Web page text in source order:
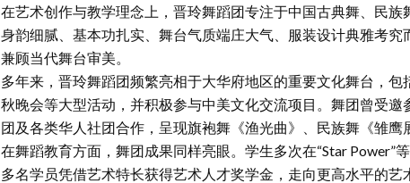
在艺术创作与教学理念上，晋玲舞蹈团专注于中国古典舞、民
身韵细腻、基本功扎实、舞台气质端庄大气、服装设计典雅考
兼顾当代舞台审美。
多年来，晋玲舞蹈团频繁亮相于大华府地区的重要文化舞台，
秋晚会等大型活动，并积极参与中美文化交流项目。舞团曾受
团及各类华人社团合作，呈现旗袍舞《渔光曲》、民族舞《雏鹰
在舞蹈教育方面，舞团成果同样亮眼。学生多次在“Star Power”
多名学员凭借艺术特长获得艺术人才奖学金，走向更高水平的艺